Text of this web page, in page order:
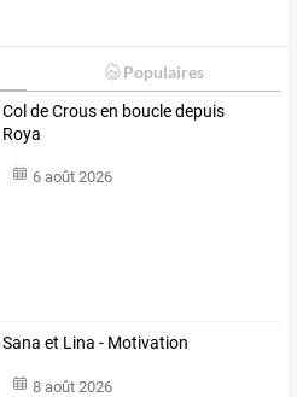
Populaires
Col de Crous en boucle depuis
Roya
6 août 2026
Sana et Lina - Motivation
8 août 2026